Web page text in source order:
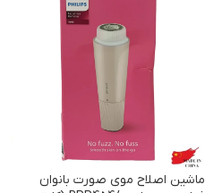
ماشین اصلاح موی صورت بانوان